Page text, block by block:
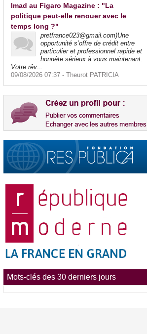
Imad au Figaro Magazine : "La
politique peut-elle renouer avec le
temps long ?"
pretfrance023@gmail.com)Une
opportunité s’offre de crédit entre
particulier et professionnel rapide et
honnête sérieux à vous maintenant.
Votre rêv...
09/08/2026 07:37 - Theurot PATRICIA
Mots-clés des 30 derniers jours